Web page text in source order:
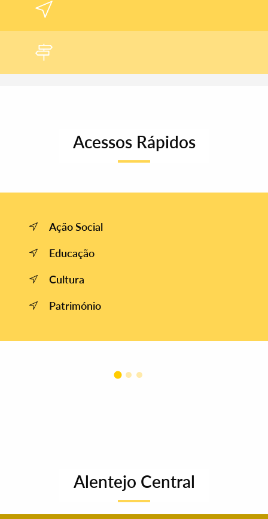
Filtros
Acessos Rápidos
Ação Social
Educação
Cultura
Património
Alentejo Central